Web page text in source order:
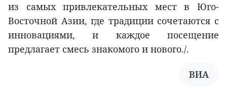
из самых привлекательных мест в Юго-
Восточной Азии, где традиции сочетаются с
инновациями, и каждое посещение
предлагает смесь знакомого и нового./.
ВИА